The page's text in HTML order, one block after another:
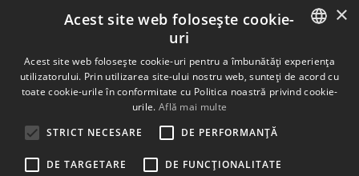
ENGLISH
BULGARIAN
CZECH
DANISH
×
Acest site web folosește cookie-
uri
Acest site web folosește cookie-uri pentru a îmbunătăți experiența
utilizatorului. Prin utilizarea site-ului nostru web, sunteți de acord cu
toate cookie-urile în conformitate cu Politica noastră privind cookie-
urile. Află mai multe
STRICT NECESARE
DE PERFORMANȚĂ
DE TARGETARE DE FUNCŢIONALITATE